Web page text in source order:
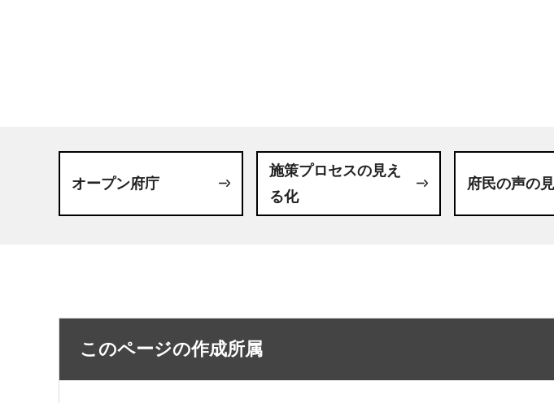
オープン府庁
施策プロセスの見え
る化
府民の声の
このページの作成所属